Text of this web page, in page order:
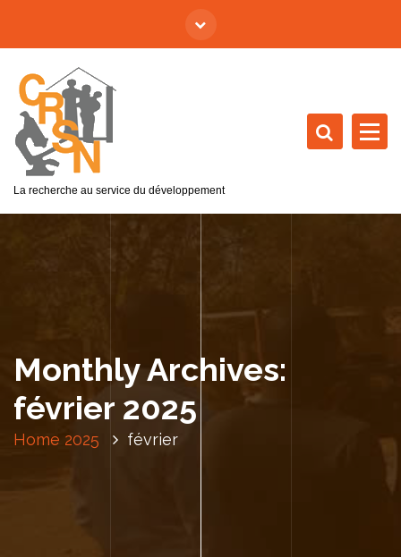
La recherche au service du développement
Monthly Archives:
février 2025
Home 2025 février